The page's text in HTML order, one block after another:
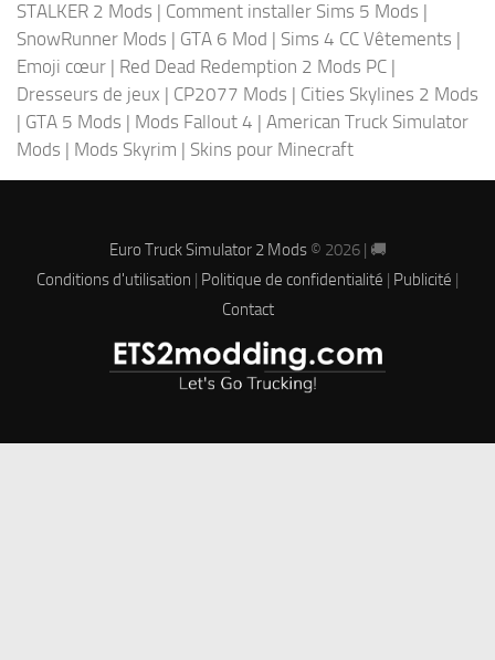
STALKER 2 Mods | Comment installer Sims 5 Mods |
SnowRunner Mods | GTA 6 Mod | Sims 4 CC Vêtements |
Emoji cœur | Red Dead Redemption 2 Mods PC |
Dresseurs de jeux | CP2077 Mods | Cities Skylines 2 Mods
| GTA 5 Mods | Mods Fallout 4 | American Truck Simulator
Mods | Mods Skyrim | Skins pour Minecraft
Euro Truck Simulator 2 Mods© 2026 | 🚚
Conditions d'utilisation | Politique de confidentialité | Publicité |
Contact